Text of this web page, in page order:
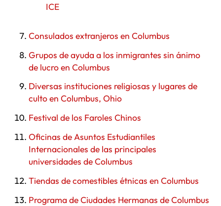
ICE
Consulados extranjeros en Columbus
Grupos de ayuda a los inmigrantes sin ánimo
de lucro en Columbus
Diversas instituciones religiosas y lugares de
culto en Columbus, Ohio
Festival de los Faroles Chinos
Oficinas de Asuntos Estudiantiles
Internacionales de las principales
universidades de Columbus
Tiendas de comestibles étnicas en Columbus
Programa de Ciudades Hermanas de Columbus